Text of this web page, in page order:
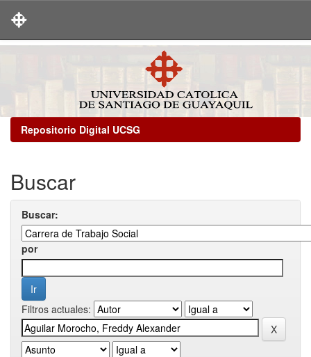
Repositorio Digital UCSG
Buscar
Buscar:
por
Filtros actuales: